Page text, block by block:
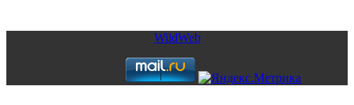
WildWeb